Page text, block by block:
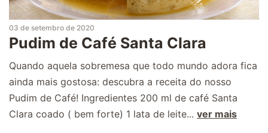
03 de setembro de 2020
Pudim de Café Santa Clara
Quando aquela sobremesa que todo mundo adora fica
ainda mais gostosa: descubra a receita do nosso
Pudim de Café! Ingredientes 200 ml de café Santa
Clara coado ( bem forte) 1 lata de leite... ver mais